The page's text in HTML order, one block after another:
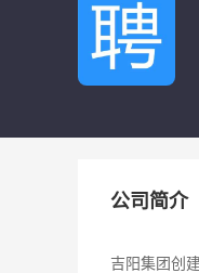
公司简介
吉阳集团创